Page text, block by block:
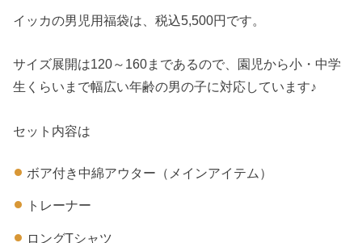
イッカの男児用福袋は、税込5,500円です。
サイズ展開は120～160まであるので、園児から小・中学
生くらいまで幅広い年齢の男の子に対応しています♪
セット内容は
ボア付き中綿アウター（メインアイテム）
トレーナー
ロングTシャツ